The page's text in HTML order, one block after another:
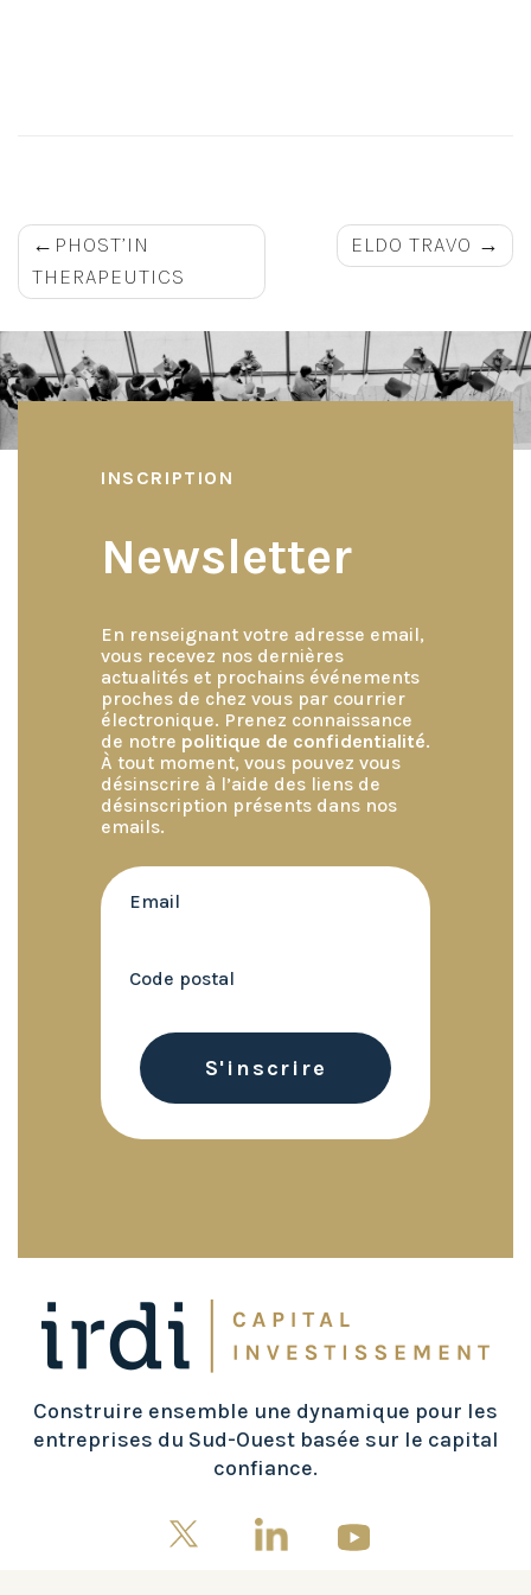
Navigation
de
l’article
PHOST’IN
THERAPEUTICS
ELDO TRAVO
INSCRIPTION
Newsletter
En renseignant votre adresse email,
vous recevez nos dernières
actualités et prochains événements
proches de chez vous par courrier
électronique. Prenez connaissance
de notre politique de confidentialité.
À tout moment, vous pouvez vous
désinscrire à l’aide des liens de
désinscription présents dans nos
emails.
Construire ensemble une dynamique pour les
entreprises du Sud-Ouest basée sur le capital
confiance.